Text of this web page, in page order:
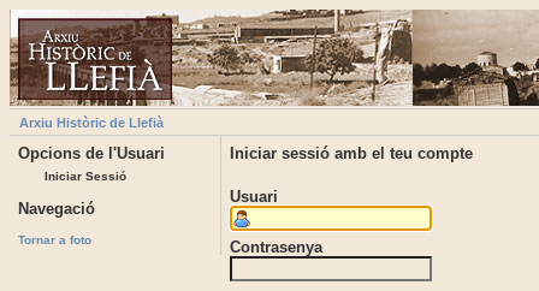
Arxiu Històric de Llefià
Opcions de l'Usuari
Iniciar Sessió
Navegació
Tornar a foto
Iniciar sessió amb el teu compte
Usuari
Contrasenya